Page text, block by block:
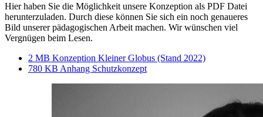
Hier haben Sie die Möglichkeit unsere Konzeption als PDF Datei
herunterzuladen. Durch diese können Sie sich ein noch genaueres
Bild unserer pädagogischen Arbeit machen. Wir wünschen viel
Vergnügen beim Lesen.
2 MB Konzeption Kleiner Globus (Stand 2022)
780 KB Anhang Schutzkonzept